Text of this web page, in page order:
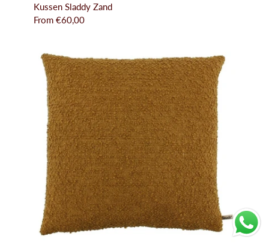
010-5221419
Info@hetposthuys.nl
Kussen Sladdy Zand
From €60,00